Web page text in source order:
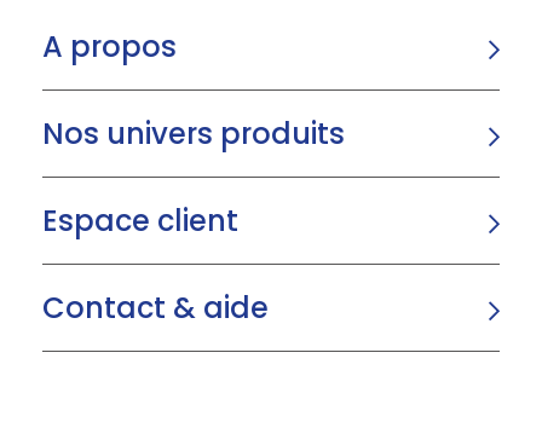
A propos
Nos univers produits
Espace client
Contact & aide